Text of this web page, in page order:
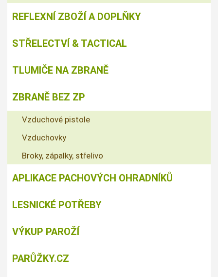
REFLEXNÍ ZBOŽÍ A DOPLŇKY
STŘELECTVÍ & TACTICAL
TLUMIČE NA ZBRANĚ
ZBRANĚ BEZ ZP
Vzduchové pistole
Vzduchovky
Broky, zápalky, střelivo
APLIKACE PACHOVÝCH OHRADNÍKŮ
LESNICKÉ POTŘEBY
VÝKUP PAROŽÍ
PARŮŽKY.CZ